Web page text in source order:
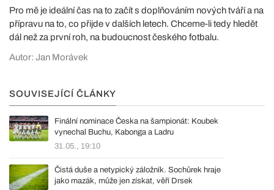
Pro mě je ideální čas na to začít s doplňováním nových tváří a na
přípravu na to, co přijde v dalších letech. Chceme-li tedy hledět
dál než za první roh, na budoucnost českého fotbalu.
Autor: Jan Morávek
SOUVISEJÍCÍ ČLÁNKY
Finální nominace Česka na šampionát: Koubek
vynechal Buchu, Kabonga a Ladru
31.05., 19:10
Čistá duše a netypický záložník. Sochůrek hraje
jako mazák, může jen získat, věří Drsek